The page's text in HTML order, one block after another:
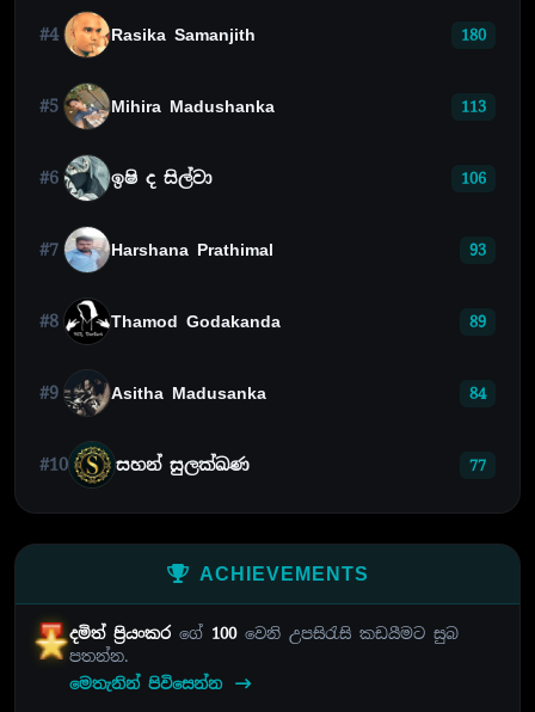
#4 Rasika Samanjith 180
#5 Mihira Madushanka 113
#6 ඉෂි ද සිල්වා 106
#7 Harshana Prathimal 93
#8 Thamod Godakanda 89
#9 Asitha Madusanka 84
#10 සහන් සුලක්ඛණ 77
ACHIEVEMENTS
දමිත් ප්‍රියංකරගේ 100වෙනි උපසිරැසි කඩයීමට සුබ
පතන්න.
මෙතැනින් පිවිසෙන්න